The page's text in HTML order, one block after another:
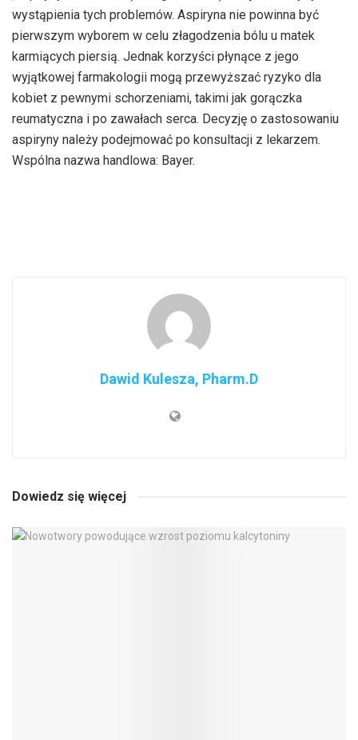
wystąpienia tych problemów. Aspiryna nie powinna być
pierwszym wyborem w celu złagodzenia bólu u matek
karmiących piersią. Jednak korzyści płynące z jego
wyjątkowej farmakologii mogą przewyższać ryzyko dla
kobiet z pewnymi schorzeniami, takimi jak gorączka
reumatyczna i po zawałach serca. Decyzję o zastosowaniu
aspiryny należy podejmować po konsultacji z lekarzem.
Wspólna nazwa handlowa: Bayer.
Dawid Kulesza, Pharm.D
Dowiedz się więcej